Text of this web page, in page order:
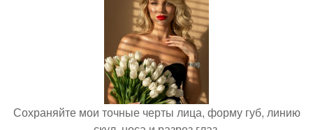
Сохраняйте мои точные черты лица, форму губ, линию